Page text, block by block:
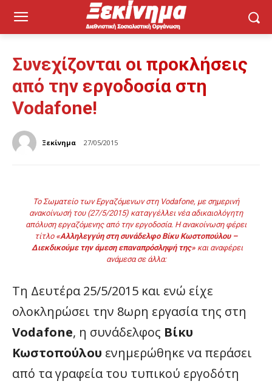
Συνεχίζονται οι προκλήσεις
από την εργοδοσία στη
Vodafone!
Ξεκίνημα 27/05/2015
Το Σωματείο των Εργαζόμενων στη Vodafone, με σημερινή
ανακοίνωσή του (27/5/2015) καταγγέλλει νέα αδικαιολόγητη
απόλυση εργαζόμενης από την εργοδοσία. Η ανακοίνωση φέρει
τίτλο «Αλληλεγγύη στη συνάδελφο Βίκυ Κωστοπούλου –
Διεκδικούμε την άμεση επαναπρόσληψή της»και αναφέρει
ανάμεσα σε άλλα:
Τη Δευτέρα 25/5/2015 και ενώ είχε
ολοκληρώσει την 8ωρη εργασία της στη
Vodafone, η συνάδελφος Βίκυ
Κωστοπούλου ενημερώθηκε να περάσει
από τα γραφεία του τυπικού εργοδότη